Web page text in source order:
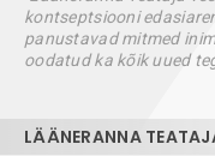
kontseptsiooni
panustavad mitmed
oodatud ka kõik uued
LÄÄNERANNA